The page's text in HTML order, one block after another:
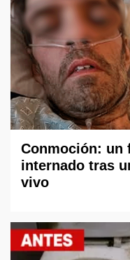
Conmoción: un
internado tras
vivo